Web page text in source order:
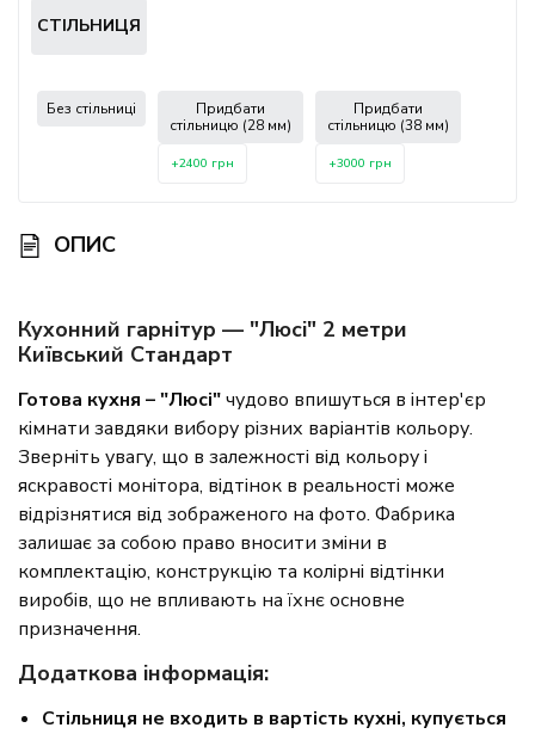
СТІЛЬНИЦЯ
Без стільниці
Придбати
стільницю (28 мм)
+2400 грн
Придбати
стільницю (38 мм)
+3000 грн
ОПИС
Кухонний гарнітур — "Люсі" 2 метри
Київський Стандарт
Готова кухня – "Люсі"чудово впишуться в інтер'єр
кімнати завдяки вибору різних варіантів кольору.
Зверніть увагу, що в залежності від кольору і
яскравості монітора, відтінок в реальності може
відрізнятися від зображеного на фото. Фабрика
залишає за собою право вносити зміни в
комплектацію, конструкцію та колірні відтінки
виробів, що не впливають на їхнє основне
призначення.
Додаткова інформація:
Стільниця не входить в вартість кухні, купується